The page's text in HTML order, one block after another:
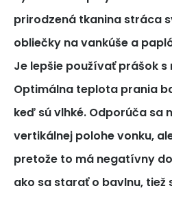
prirodzená tkanina stráca
obliečky na vankúše a
Je lepšie používať prášok
Optimálna teplota prania
keď sú vlhké. Odporúča sa
vertikálnej polohe vonku,
pretože to má negatívny
ako sa starať o bavlnu,